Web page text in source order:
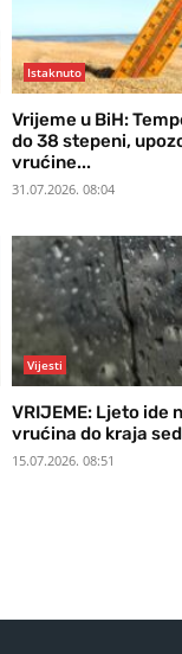
Istaknuto
Vrijeme u BiH:
do 38 stepeni,
vrućine...
31.07.2026. 08:04
Vijesti
VRIJEME: Ljeto ide
vrućina do kraja
15.07.2026. 08:51